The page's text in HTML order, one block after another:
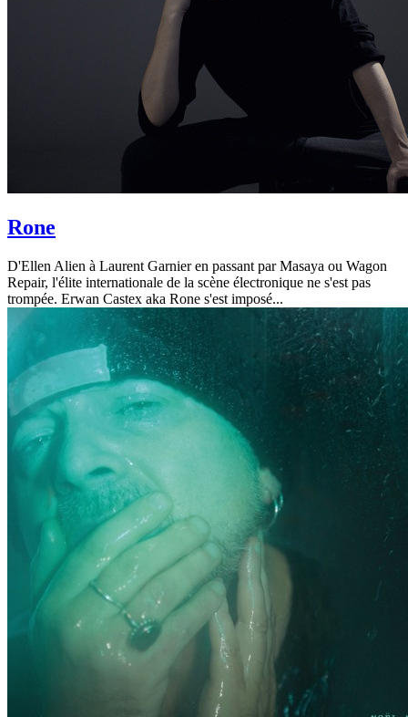
Rone
D'Ellen Alien à Laurent Garnier en passant par Masaya ou Wagon
Repair, l'élite internationale de la scène électronique ne s'est pas
trompée. Erwan Castex aka Rone s'est imposé...